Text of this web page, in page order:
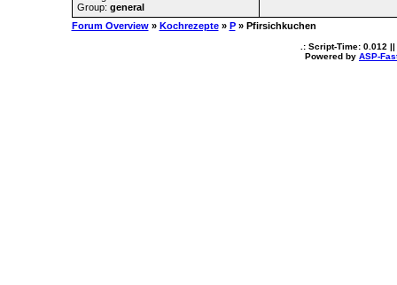
Group: general
Forum Overview » Kochrezepte » P » Pfirsichkuchen
.: Script-Time: 0.012 ||
Powered by ASP-